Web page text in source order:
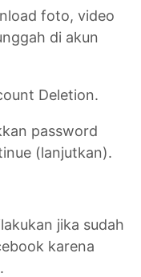
foto, video
di akun
Deletion.
password
(lanjutkan).
jika sudah
karena